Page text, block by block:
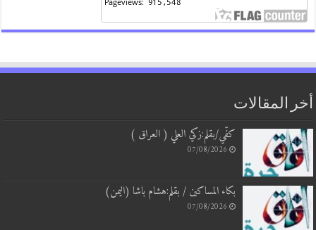
المقالات
كفّي/بقلم:زكي العلي ( العراق )
07/08/2026
بكاء المساكين / بقلم:هشام باشا (اليمن)
07/08/2026